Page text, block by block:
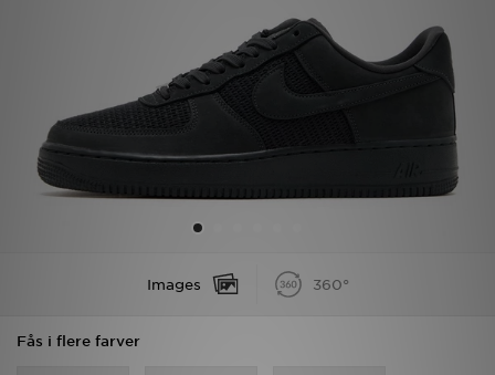
Images 360°
Fås i flere farver
Fodbold